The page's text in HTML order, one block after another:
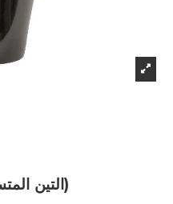
ficus cyathistipulata (التين المتسلق)